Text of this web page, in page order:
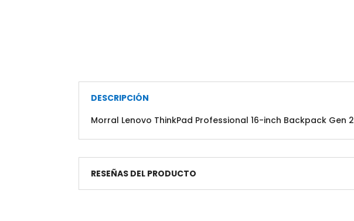
DESCRIPCIÓN
Morral Lenovo ThinkPad Professional 16-inch Backpack Gen 2
RESEÑAS DEL PRODUCTO